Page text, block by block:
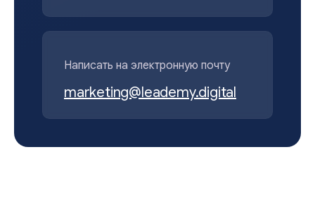
Написать на электронную почту
marketing@leademy.digital